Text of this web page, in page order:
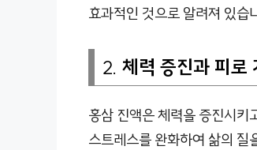
효과적인 것으로 알려져 있습
2. 체력 증진과 피로
홍삼 진액은 체력을 증진시키
스트레스를 완화하여 삶의 질